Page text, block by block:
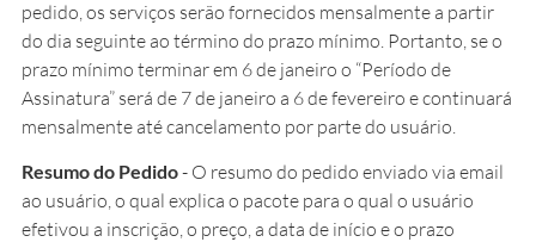
pedido, os serviços serão fornecidos mensalmente a partir
do dia seguinte ao término do prazo mínimo. Portanto, se o
prazo mínimo terminar em 6 de janeiro o “Período de
Assinatura” será de 7 de janeiro a 6 de fevereiro e continuará
mensalmente até cancelamento por parte do usuário.
Resumo do Pedido- O resumo do pedido enviado via email
ao usuário, o qual explica o pacote para o qual o usuário
efetivou a inscrição, o preço, a data de início e o prazo